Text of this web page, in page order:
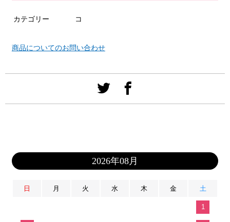
カテゴリー コ
商品についてのお問い合わせ
2026年08月
日 月 火 水 木 金 土
1